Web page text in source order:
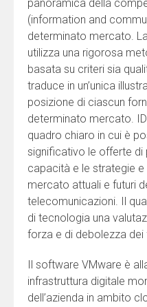
panoramica della
(information and
determinato mercato.
utilizza una rigorosa
basata su criteri sia
traduce in un’unica
posizione di ciascun
determinato mercato.
quadro chiaro in cui è
significativo le offerte di
capacità e le strategie
mercato attuali e futuri
telecomunicazioni. Il
di tecnologia una
forza e di debolezza
Il software VMware è
infrastruttura digitale
dell’azienda in ambito